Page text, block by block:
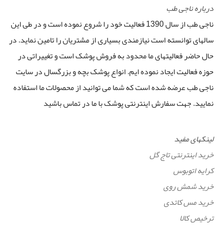
درباره ناجی طب
ناجی طب از سال 1390 فعالیت خود را شروع نموده است و در طی این
سالهای توانسته است نیازمندی بسیاری از مشتریان را تامین نماید. در
حال حاضر فعالیتهای ما محدود به فروش پوشک است و تغییراتی در
حوزه فعالیت ایجاد نموده ایم. انواع پوشک بچه و بزرگسال در سایت
ناجی طب عرضه شده است که شما می توانید از محصولات ما استفاده
نمایید. جهت سفارش اینترنتی پوشک با ما در تماس باشید
لینکهای مفید
خرید اینترنتی تاج گل
کرایه اتوبوس
خرید شمش روی
خرید مس کاتدی
ترخیص کالا